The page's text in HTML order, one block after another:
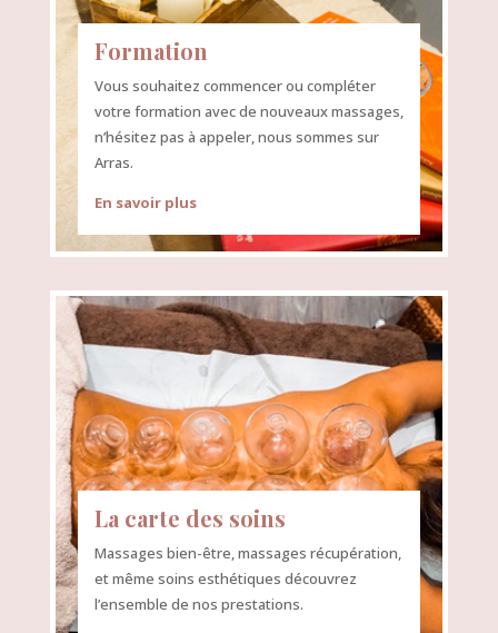
Formation
Vous souhaitez commencer ou compléter
votre formation avec de nouveaux massages,
n’hésitez pas à appeler, nous sommes sur
Arras.
En savoir plus
La carte des soins
Massages bien-être, massages récupération,
et même soins esthétiques découvrez
l’ensemble de nos prestations.